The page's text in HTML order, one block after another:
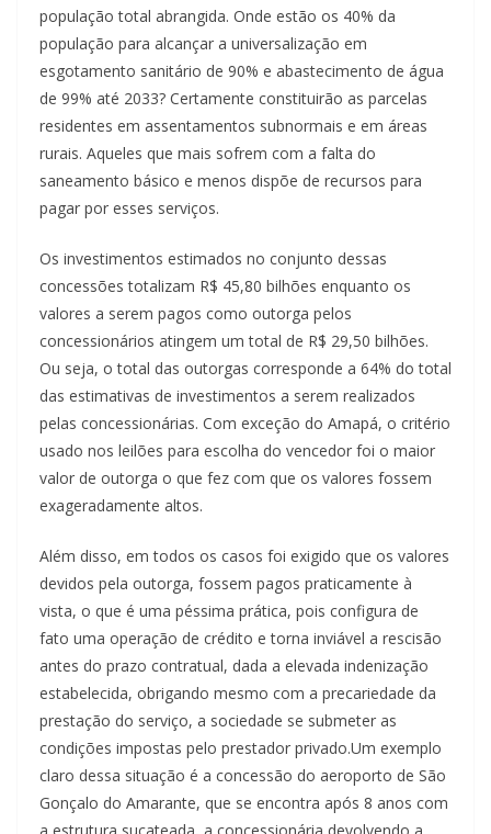
população total abrangida. Onde estão os 40% da
população para alcançar a universalização em
esgotamento sanitário de 90% e abastecimento de água
de 99% até 2033? Certamente constituirão as parcelas
residentes em assentamentos subnormais e em áreas
rurais. Aqueles que mais sofrem com a falta do
saneamento básico e menos dispõe de recursos para
pagar por esses serviços.
Os investimentos estimados no conjunto dessas
concessões totalizam R$ 45,80 bilhões enquanto os
valores a serem pagos como outorga pelos
concessionários atingem um total de R$ 29,50 bilhões.
Ou seja, o total das outorgas corresponde a 64% do total
das estimativas de investimentos a serem realizados
pelas concessionárias. Com exceção do Amapá, o critério
usado nos leilões para escolha do vencedor foi o maior
valor de outorga o que fez com que os valores fossem
exageradamente altos.
Além disso, em todos os casos foi exigido que os valores
devidos pela outorga, fossem pagos praticamente à
vista, o que é uma péssima prática, pois configura de
fato uma operação de crédito e torna inviável a rescisão
antes do prazo contratual, dada a elevada indenização
estabelecida, obrigando mesmo com a precariedade da
prestação do serviço, a sociedade se submeter as
condições impostas pelo prestador privado.Um exemplo
claro dessa situação é a concessão do aeroporto de São
Gonçalo do Amarante, que se encontra após 8 anos com